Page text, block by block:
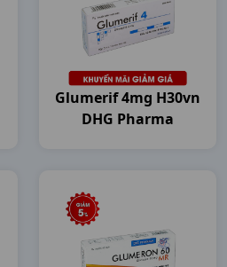
Glumerif 4mg H30vn
DHG Pharma